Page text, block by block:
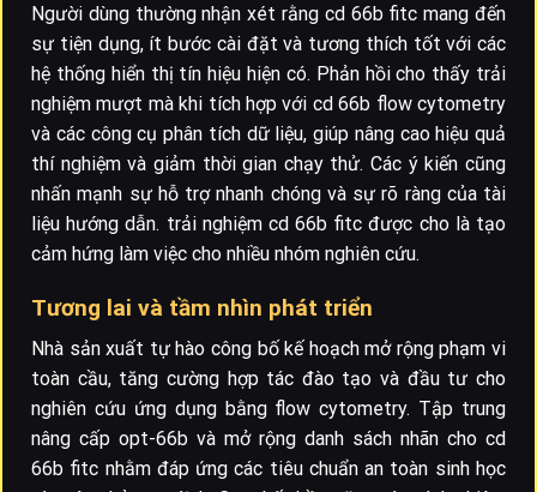
Người dùng thường nhận xét rằng cd 66b fitc mang đến
sự tiện dụng, ít bước cài đặt và tương thích tốt với các
hệ thống hiển thị tín hiệu hiện có. Phản hồi cho thấy trải
nghiệm mượt mà khi tích hợp với cd 66b flow cytometry
và các công cụ phân tích dữ liệu, giúp nâng cao hiệu quả
thí nghiệm và giảm thời gian chạy thử. Các ý kiến cũng
nhấn mạnh sự hỗ trợ nhanh chóng và sự rõ ràng của tài
liệu hướng dẫn. trải nghiệm cd 66b fitc được cho là tạo
cảm hứng làm việc cho nhiều nhóm nghiên cứu.
Tương lai và tầm nhìn phát triển
Nhà sản xuất tự hào công bố kế hoạch mở rộng phạm vi
toàn cầu, tăng cường hợp tác đào tạo và đầu tư cho
nghiên cứu ứng dụng bằng flow cytometry. Tập trung
nâng cấp opt-66b và mở rộng danh sách nhãn cho cd
66b fitc nhằm đáp ứng các tiêu chuẩn an toàn sinh học